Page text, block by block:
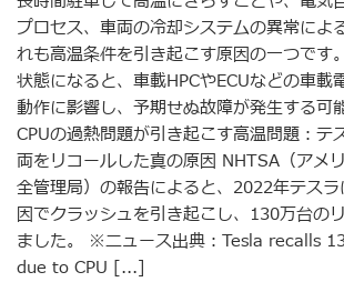
プロセス、車両の冷却システムの異常によ
れも高温条件を引き起こす原因の一つです
状態になると、車載HPCやECUなどの車載
動作に影響し、予期せぬ故障が発生する可
CPUの過熱問題が引き起こす高温問題：テ
両をリコールした真の原因 NHTSA（アメ
全管理局）の報告によると、2022年テス
因でクラッシュを引き起こし、130万台の
ました。 ※ニュース出典：Tesla recalls
due to CPU [...]